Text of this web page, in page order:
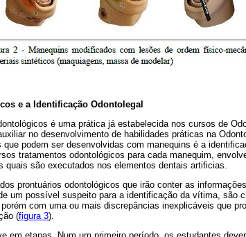
e a Identificação Odontolegal
é uma prática já estabelecida nos cursos de
no desenvolvimento de habilidades práticas na
podem ser desenvolvidas com manequins é a
tratamentos odontológicos para cada manequim,
quais são executados nos elementos dentais artificias.
prontuários odontológicos que irão conter as
um possível suspeito para a identificação da vítima, são
com uma ou mais discrepâncias inexplicáveis que
(figura 3).